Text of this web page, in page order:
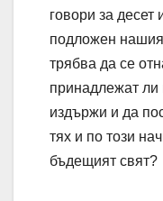
говори за десет
подложен
трябва да се
принадлежат ли
издържи и да
тях и по този
бъдещият свят?